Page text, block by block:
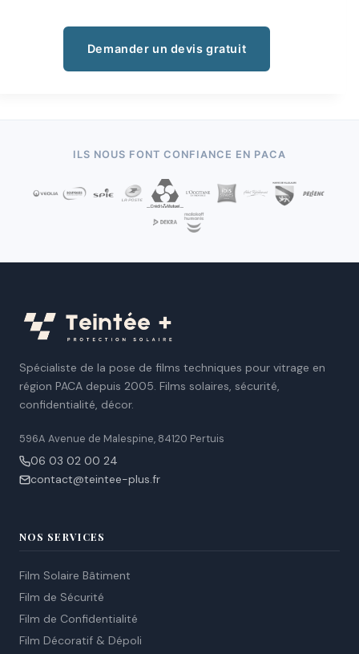
Demander un devis gratuit
ILS NOUS FONT CONFIANCE EN PACA
Spécialiste de la pose de films techniques pour vitrage en
région PACA depuis 2005. Films solaires, sécurité,
confidentialité, décor.
596A Avenue de Malespine, 84120 Pertuis
06 03 02 00 24
contact@teintee-plus.fr
NOS SERVICES
Film Solaire Bâtiment
Film de Sécurité
Film de Confidentialité
Film Décoratif & Dépoli